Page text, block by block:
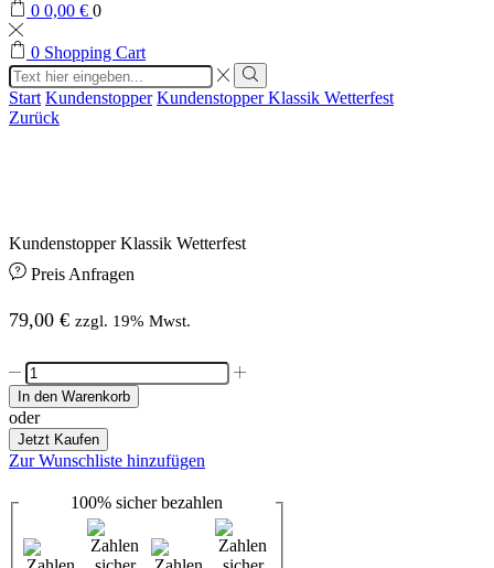
0 0,00 € 0
0 Shopping Cart
Search
input
Search
Start Kundenstopper Kundenstopper Klassik Wetterfest
Zurück
Kundenstopper Klassik Wetterfest
Preis Anfragen
79,00 € zzgl. 19% Mwst.
Kundenstopper
Klassik
Wetterfest
Menge
In den Warenkorb
oder
Jetzt Kaufen
Zur Wunschliste hinzufügen
100%sicherbezahlen